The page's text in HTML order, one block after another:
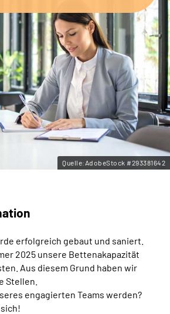
Quelle:AdobeStock #293381642
erfolgreich gebaut und saniert.
2025 unsere Bettenakapazität
Aus diesem Grund haben wir
Stellen.
engagierten Teams werden?